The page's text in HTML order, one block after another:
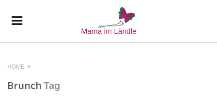
HOME
Brunch Tag